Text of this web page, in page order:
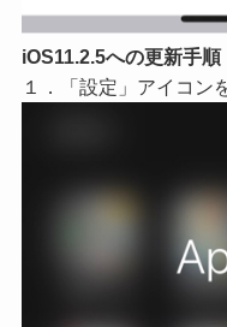
iOS11.2.5への更新手順
１．「設定」アイコン